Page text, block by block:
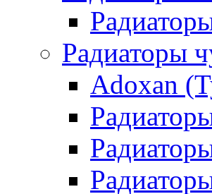
Радиаторы
Adoxan